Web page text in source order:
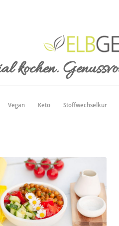
kochen.
Vegan Keto Stoffwechselkur